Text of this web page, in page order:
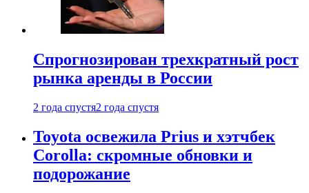
Спрогнозирован трехкратный рост
рынка аренды в России
2 года спустя2 года спустя
Toyota освежила Prius и хэтчбек
Corolla: скромные обновки и
подорожание